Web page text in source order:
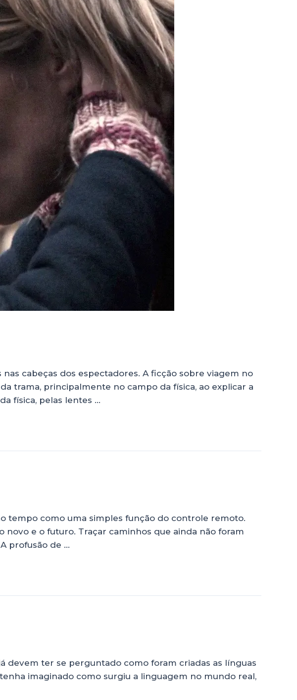
cabeças dos espectadores. A ficção sobre viagem no
trama, principalmente no campo da física, ao explicar a
física, pelas lentes …
tempo como uma simples função do controle remoto.
novo e o futuro. Traçar caminhos que ainda não foram
profusão de …
devem ter se perguntado como foram criadas as línguas
imaginado como surgiu a linguagem no mundo real,